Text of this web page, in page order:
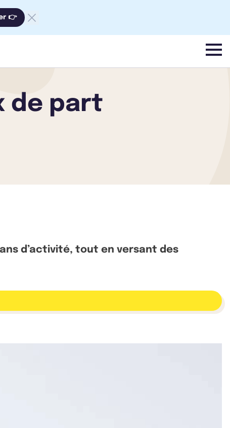
👉
menu
de part
d’activité, tout en versant des